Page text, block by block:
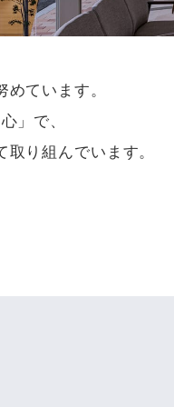
ています。
」で、
り組んでいます。